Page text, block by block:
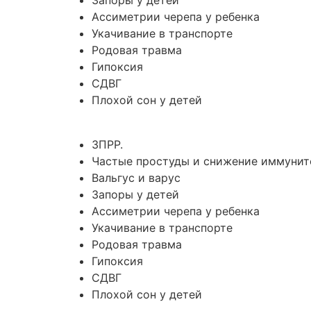
Ассиметрии черепа у ребенка
Укачивание в транспорте
Родовая травма
Гипоксия
СДВГ
Плохой сон у детей
ЗПРР.
Частые простуды и снижение
Вальгус и варус
Запоры у детей
Ассиметрии черепа у ребенка
Укачивание в транспорте
Родовая травма
Гипоксия
СДВГ
Плохой сон у детей